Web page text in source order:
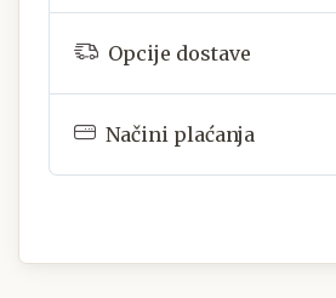
Opcije dostave
Načini plaćanja